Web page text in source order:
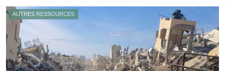
AUTRES RESSOURCES